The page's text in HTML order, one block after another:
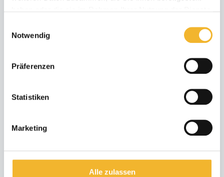
Notwendig
Präferenzen
Statistiken
Marketing
Alle zulassen